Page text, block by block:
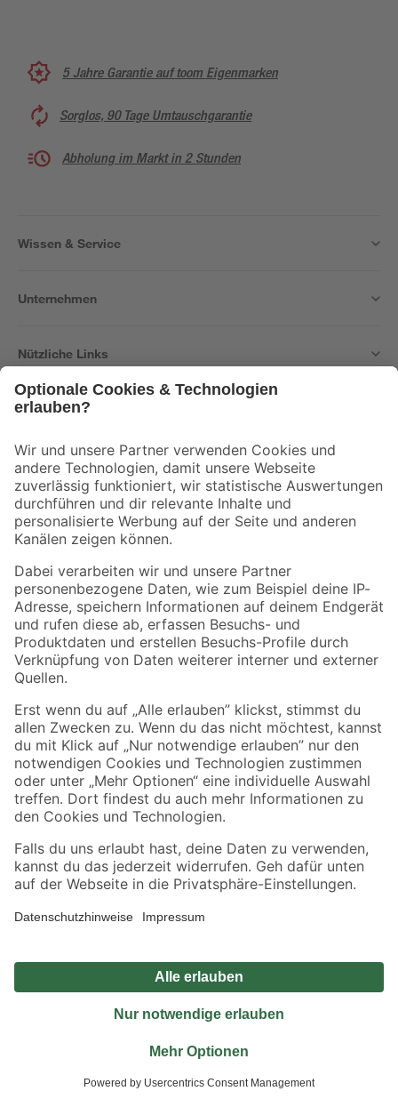
5 Jahre Garantie auf toom Eigenmarken
Sorglos, 90 Tage Umtauschgarantie
Abholung im Markt in 2 Stunden
Wissen & Service
Unternehmen
Nützliche Links
Der toom Newsletter: Keine Angebote und Aktionen mehr verpassen!
Zur Newsletter Anmeldung
Folge uns
Zahlungsarten Versandarten
Sicher einkaufen
Jetzt die toom-App herunterladen
Alle Preisangaben in EUR inkl. gesetzl. MwSt.. Die dargestellten Angebote sind unter
Umständen nicht in allen Märkten verfügbar. Die angegebenen Verfügbarkeiten beziehen
Produkte nur solange der Vorrat reicht.
*Paketversand ab 59 € versandkostenfrei, gilt nicht für Artikel mit Speditionsversand, hier
Privatsphäre Impressum
Nutzungsbedingungen
Widerrufsrecht
Vertrag widerrufen
© 2026 toom Baumarkt GmbH